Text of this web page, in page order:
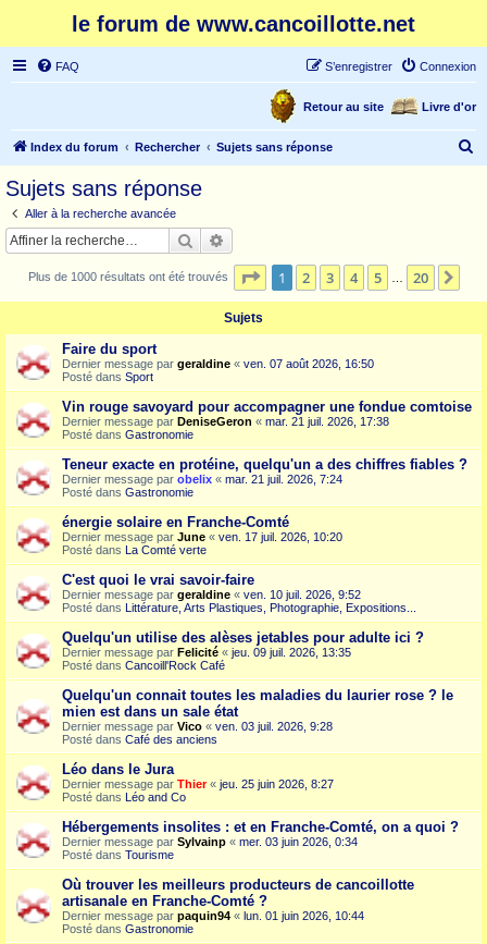
le forum de www.cancoillotte.net
FAQ Connexion
S’enregistrer
Livre d'or
Retour au site
Index du forum Rechercher Sujets sans réponse
c
Sujets sans réponse
Aller à la recherche avancée
Rechercher
Plus de 1000 résultats ont été trouvés Page 1sur20
1 2 3 4 5 20
Sujets
Faire du sport
Dernier message par geraldine « ven. 07 août 2026, 16:50
Posté dans Sport
Vin rouge savoyard pour accompagner une fondue comtoise
Dernier message par DeniseGeron « mar. 21 juil. 2026, 17:38
Posté dans Gastronomie
Teneur exacte en protéine, quelqu'un a des chiffres fiables ?
Dernier message par obelix « mar. 21 juil. 2026, 7:24
Posté dans Gastronomie
énergie solaire en Franche-Comté
Dernier message par June « ven. 17 juil. 2026, 10:20
Posté dans La Comté verte
C'est quoi le vrai savoir-faire
Dernier message par geraldine « ven. 10 juil. 2026, 9:52
Posté dans Littérature, Arts Plastiques, Photographie, Expositions...
Quelqu'un utilise des alèses jetables pour adulte ici ?
Dernier message par Felicité « jeu. 09 juil. 2026, 13:35
Posté dans Cancoill'Rock Café
Quelqu'un connait toutes les maladies du laurier rose ? le
mien est dans un sale état
Dernier message par Vico « ven. 03 juil. 2026, 9:28
Posté dans Café des anciens
Léo dans le Jura
Dernier message par Thier« jeu. 25 juin 2026, 8:27
Posté dans Léo and Co
Hébergements insolites : et en Franche-Comté, on a quoi ?
Dernier message par Sylvainp « mer. 03 juin 2026, 0:34
Posté dans Tourisme
Où trouver les meilleurs producteurs de cancoillotte
artisanale en Franche-Comté ?
Dernier message par paquin94 « lun. 01 juin 2026, 10:44
Posté dans Gastronomie